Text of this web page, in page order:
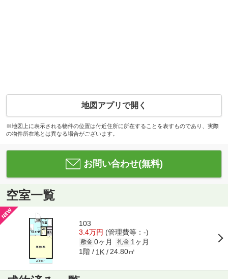
地図アプリで開く
※地図上に表示される物件の位置は付近住所に所在することを表すものであり、実際
の物件所在地とは異なる場合がございます。
お問い合わせ(無料)
空室一覧
103
3.4万円 (管理費等：-)
敷金 0ヶ月 礼金 1ヶ月
1階 1K 24.80㎡